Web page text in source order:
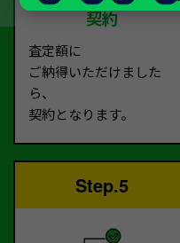
契約
査定額に
ご納得いただけました
ら、
契約となります。
Step.5